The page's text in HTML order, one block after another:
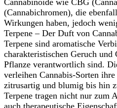
Cannabinoide wie CBG
(Cannabichromen), die
Wirkungen haben, jedoch
Terpene – Der Duft von
Terpene sind aromatische
charakteristischen Geruch und
Pflanze verantwortlich sind.
verleihen Cannabis-Sorten
zitrusartig und blumig bis hin
Terpene tragen nicht nur zum
auch therapeutische